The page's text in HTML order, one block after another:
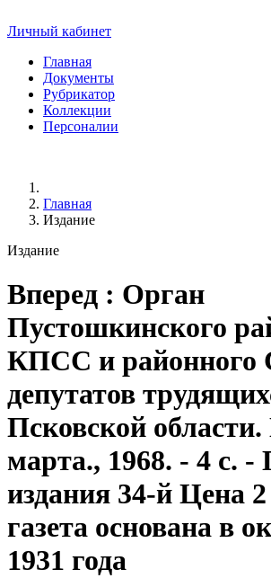
Личный кабинет
Главная
Документы
Рубрикатор
Коллекции
Персоналии
Главная
Издание
Издание
Вперед : Орган
Пустошкинского
КПСС и районного
депутатов
Псковской
марта., 1968. - 4 с. -
издания 34-й Цена
газета основана в
1931 года